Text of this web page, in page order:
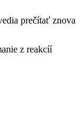
prečítať znova
z reakcíí